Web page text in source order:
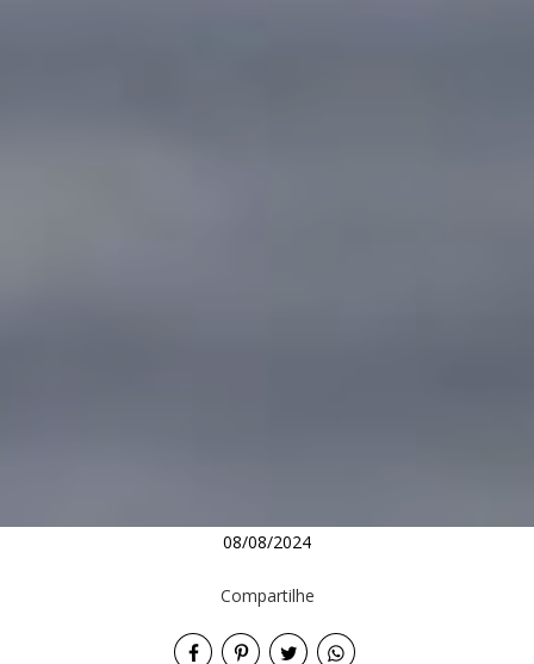
08/08/2024
Compartilhe